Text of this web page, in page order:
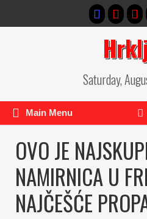
Saturday,
Main Menu
OVO JE
NAMIRNICA U
NAJČEŠĆE